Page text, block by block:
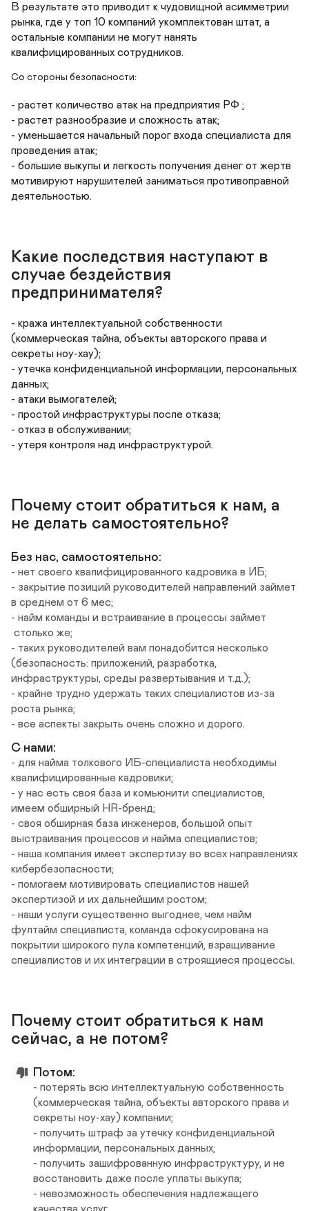
В результате это приводит к чудовищной асимметрии
рынка, где у топ 10 компаний укомплектован штат, а
остальные компании не могут нанять
квалифицированных сотрудников.
Со стороны безопасности:
- растет количество атак на предприятия РФ ;
- растет разнообразие и сложность атак;
- уменьшается начальный порог входа специалиста для
проведения атак;
- большие выкупы и легкость получения денег от жертв
мотивируют нарушителей заниматься противоправной
деятельностью.
Какие последствия наступают в
случае бездействия
предпринимателя?
- кража интеллектуальной собственности
(коммерческая тайна, объекты авторского права и
секреты ноу-хау);
- утечка конфиденциальной информации, персональных
данных;
- атаки вымогателей;
- простой инфраструктуры после отказа;
- отказ в обслуживании;
- утеря контроля над инфраструктурой.
Почему стоит обратиться к нам, а
не делать самостоятельно?
Без нас, самостоятельно:
- нет своего квалифицированного кадровика в ИБ;
- закрытие позиций руководителей направлений займет
в среднем от 6 мес;
- найм команды и встраивание в процессы займет
- таких руководителей вам понадобится несколько
(безопасность: приложений, разработка,
инфраструктуры, среды развертывания и т.д.);
- крайне трудно удержать таких специалистов из-за
роста рынка;
- все аспекты закрыть очень сложно и дорого.
С нами:
- для найма толкового ИБ-специалиста необходимы
квалифицированные кадровики;
- у нас есть своя база и комьюнити специалистов,
имеем обширный HR-бренд;
- своя обширная база инженеров, большой опыт
выстраивания процессов и найма специалистов;
- наша компания имеет экспертизу во всех направлениях
кибербезопасности;
- помогаем мотивировать специалистов нашей
экспертизой и их дальнейшим ростом;
- наши услуги существенно выгоднее, чем найм
фултайм специалиста, команда сфокусирована на
покрытии широкого пула компетенций, взращивание
специалистов и их интеграции в строящиеся процессы.
Почему стоит обратиться к нам
сейчас, а не потом?
Потом:
- потерять всю интеллектуальную собственность
(коммерческая тайна, объекты авторского права и
секреты ноу-хау) компании;
- получить штраф за утечку конфиденциальной
информации, персональных данных;
- получить зашифрованную инфраструктуру, и не
восстановить даже после уплаты выкупа;
- невозможность обеспечения надлежащего